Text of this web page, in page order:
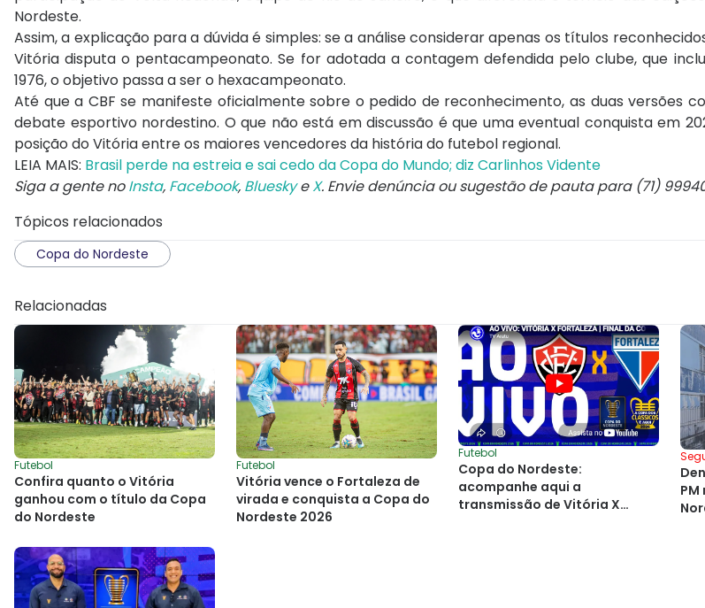
Nordeste.
Assim, a explicação para a dúvida é simples: se a análise considerar apenas os títulos
Vitória disputa o pentacampeonato. Se for adotada a contagem defendida pelo clube, que
1976, o objetivo passa a ser o hexacampeonato.
Até que a CBF se manifeste oficialmente sobre o pedido de reconhecimento, as duas versões
debate esportivo nordestino. O que não está em discussão é que uma eventual conquista em
posição do Vitória entre os maiores vencedores da história do futebol regional.
LEIA MAIS: Brasil perde na estreia e sai cedo da Copa do Mundo; diz Carlinhos Vidente
Siga a gente noInsta, Facebook, BlueskyeX. Envie denúncia ou sugestão de pauta para (71)
Tópicos relacionados
Copa do Nordeste
Relacionadas
Futebol
Confira quanto o Vitória
ganhou com o título da Copa
do Nordeste
Futebol
Vitória vence o Fortaleza de
virada e conquista a Copa do
Nordeste 2026
Futebol
Copa do Nordeste:
acompanhe aqui a
transmissão de Vitória X